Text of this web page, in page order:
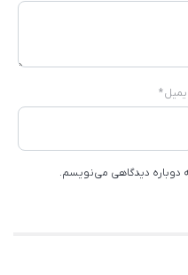
ایمیل*
دوباره دیدگاهی می‌نویسم.